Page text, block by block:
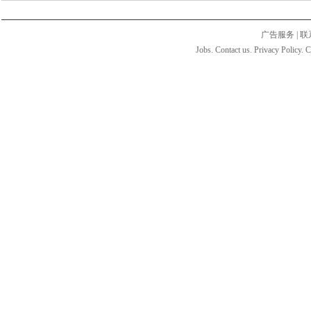
广告服务
联
Jobs. Contact us. Privacy Policy.